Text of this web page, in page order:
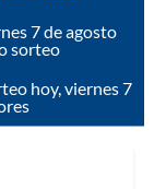
7 de agosto
sorteo
hoy, viernes 7